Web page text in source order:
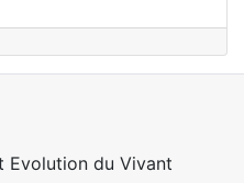
Evolution du Vivant